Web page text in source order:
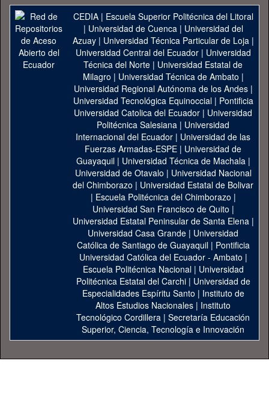
CEDIA| Escuela Superior Politécnica del Litoral
| Universidad de Cuenca| Universidad del
Azuay| Universidad Técnica Particular de Loja|
Universidad Central del Ecuador| Universidad
Técnica del Norte | Universidad Estatal de
Milagro | Universidad Técnica de Ambato |
Universidad Regional Autónoma de los Andes|
Universidad Tecnológica Equinoccial| Pontificia
Universidad Catolica del Ecuador | Universidad
Politécnica Salesiana | Universidad
Internacional del Ecuador | Universidad de las
Fuerzas Armadas-ESPE | Universidad de
Guayaquil| Universidad Técnica de Machala|
Universidad de Otavalo | Universidad Nacional
del Chimborazo | Universidad Estatal de Bolivar
| Escuela Politécnica del Chimborazo |
Universidad San Francisco de Quito |
Universidad Estatal Peninsular de Santa Elena|
Universidad Casa Grande | Universidad
Católica de Santiago de Guayaquil| Pontificia
Universidad Católica del Ecuador - Ambato |
Escuela Politécnica Nacional| Universidad
Politécnica Estatal del Carchi| Universidad de
Especialidades Espíritu Santo | Instituto de
Altos Estudios Nacionales | Instituto
Tecnológico Cordillera | Secretaría Educación
Superior, Ciencia, Tecnología e Innovación